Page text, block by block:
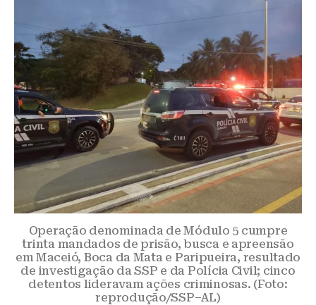
Operação denominada de Módulo 5 cumpre
trinta mandados de prisão, busca e apreensão
em Maceió, Boca da Mata e Paripueira, resultado
de investigação da SSP e da Polícia Civil; cinco
detentos lideravam ações criminosas. (Foto:
reprodução/SSP–AL)